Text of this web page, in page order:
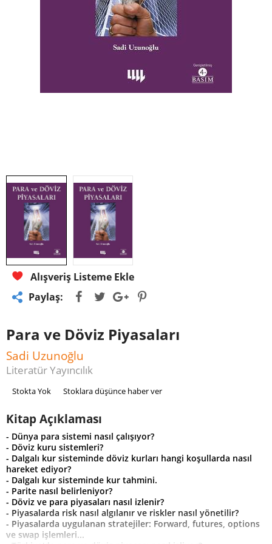
Alışveriş Listeme Ekle
Paylaş:
Para ve Döviz Piyasaları
Sadi Uzunoğlu
Literatür Yayıncılık
Stokta Yok Stoklara düşünce haber ver
Kitap Açıklaması
- Dünya para sistemi nasıl çalışıyor?
- Döviz kuru sistemleri?
- Dalgalı kur sisteminde döviz kurları hangi koşullarda nasıl
hareket ediyor?
- Dalgalı kur sisteminde kur tahmini.
- Parite nasıl belirleniyor?
- Döviz ve para piyasaları nasıl izlenir?
- Piyasalarda risk nasıl algılanır ve riskler nasıl yönetilir?
- Piyasalarda uygulanan stratejiler: Forward, futures, options
ve swap işlemleri...